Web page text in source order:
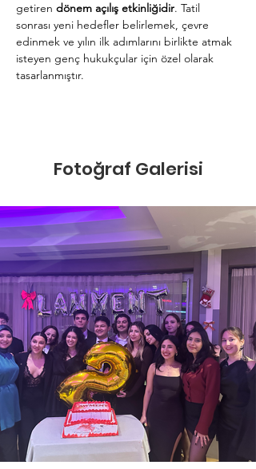
getiren dönem açılış etkinliğidir. Tatil
sonrası yeni hedefler belirlemek, çevre
edinmek ve yılın ilk adımlarını birlikte atmak
isteyen genç hukukçular için özel olarak
tasarlanmıştır.
Fotoğraf Galerisi